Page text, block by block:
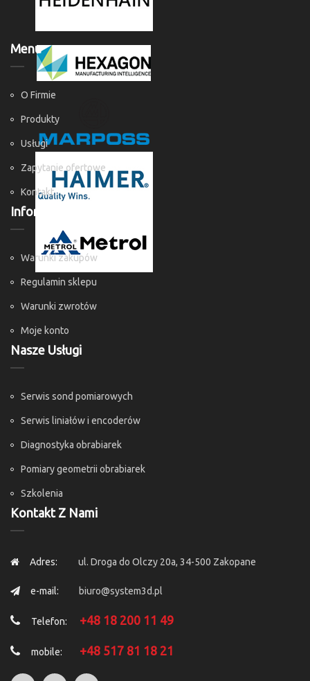
Menu
O Firmie
Produkty
Usługi
Zapytanie ofertowe
Kontakt
Informacje
Warunki zakupów
Regulamin sklepu
Warunki zwrotów
Moje konto
Nasze Usługi
Serwis sond pomiarowych
Serwis liniałów i encoderów
Diagnostyka obrabiarek
Pomiary geometrii obrabiarek
Szkolenia
Kontakt Z Nami
Adres: ul. Droga do Olczy 20a, 34-500 Zakopane
e-mail: biuro@system3d.pl
Telefon: +48 18 200 11 49
mobile: +48 517 81 18 21